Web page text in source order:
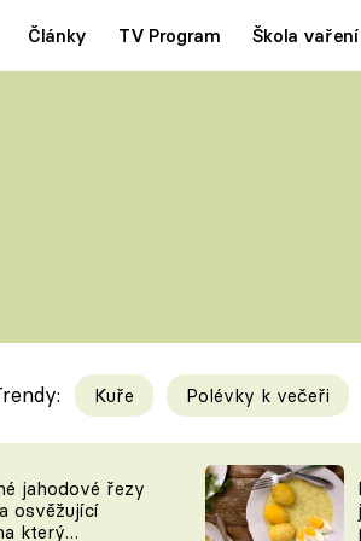
Články TV Program Škola vaření
ŠÉF!
Tipy a
KAM ZA
Kuře Polévky k večeři
jahodové řezy
osvěžující
který